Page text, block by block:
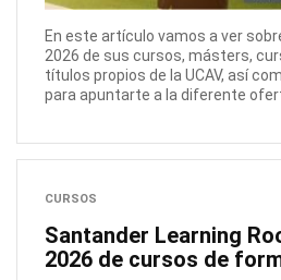
En este artículo vamos a ver
2026 de sus cursos, másters,
títulos propios de la UCAV, así
para apuntarte a la diferente
CURSOS
Santander Learning
2026 de cursos de